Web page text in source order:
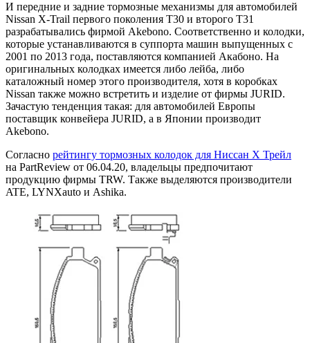
И передние и задние тормозные механизмы для автомобилей
Nissan X-Trail первого поколения T30 и второго T31
разрабатывались фирмой Akebono. Соответственно и колодки,
которые устанавливаются в суппорта машин выпущенных с
2001 по 2013 года, поставляются компанией Акабоно. На
оригинальных колодках имеется либо лейба, либо
каталожный номер этого производителя, хотя в коробках
Nissan также можно встретить и изделие от фирмы JURID.
Зачастую тенденция такая: для автомобилей Европы
поставщик конвейера JURID, а в Японии производит
Akebono.
Согласно рейтингу тормозных колодок для Ниссан Х Трейл
на PartReview от 06.04.20, владельцы предпочитают
продукцию фирмы TRW. Также выделяются производители
ATE, LYNXauto и Ashika.